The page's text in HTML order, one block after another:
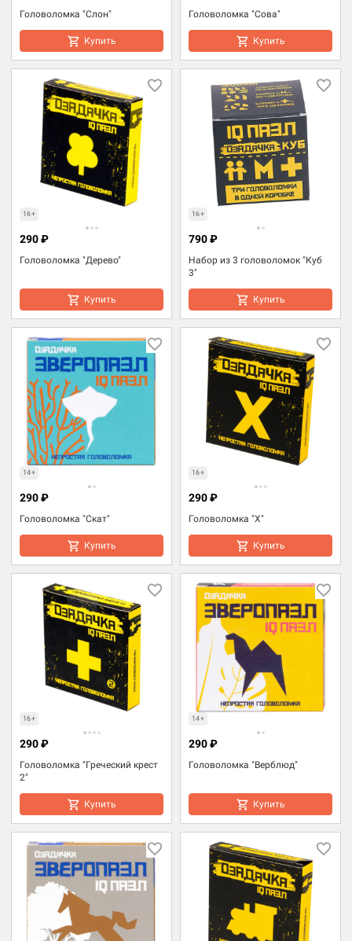
Головоломка "Слон"
Купить
Головоломка "Сова"
Купить
16+
Головоломка "Дерево"
290 ₽
Купить
16+
Набор из 3 головоломок "Куб
3"
790 ₽
Купить
14+
Головоломка "Скат"
290 ₽
Купить
16+
Головоломка "Х"
290 ₽
Купить
16+
Головоломка "Греческий крест
2"
290 ₽
Купить
14+
Головоломка "Верблюд"
290 ₽
Купить